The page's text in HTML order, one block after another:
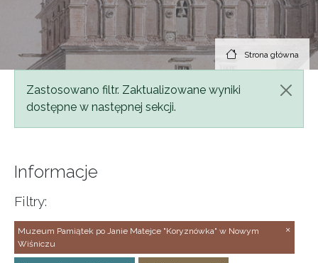
Strona główna
Komunikat
Zastosowano filtr. Zaktualizowane wyniki
dostępne w następnej sekcji.
Informacje
Filtry:
Muzeum Pamiątek po Janie Matejce "Koryznówka" w Nowym
Wiśniczu